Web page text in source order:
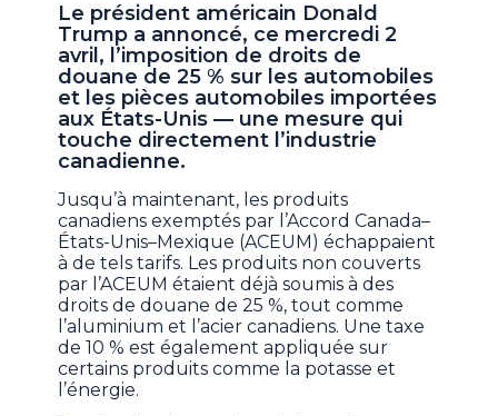
Le président américain Donald
Trump a annoncé, ce mercredi 2
avril, l’imposition de droits de
douane de 25 % sur les automobiles
et les pièces automobiles importées
aux États-Unis — une mesure qui
touche directement l’industrie
canadienne.
Jusqu’à maintenant, les produits
canadiens exemptés par l’Accord Canada–
États-Unis–Mexique (ACEUM) échappaient
à de tels tarifs. Les produits non couverts
par l’ACEUM étaient déjà soumis à des
droits de douane de 25 %, tout comme
l’aluminium et l’acier canadiens. Une taxe
de 10 % est également appliquée sur
certains produits comme la potasse et
l’énergie.